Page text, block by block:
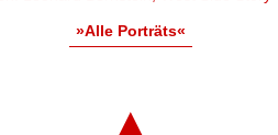
»Alle Porträts«
▲